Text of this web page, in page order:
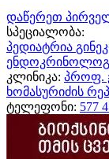
დაწერეთ
სპეციალობა:
პედიატრია
კლინიკა: პროფ.
ხომასურიძის
ტელეფონი: 577